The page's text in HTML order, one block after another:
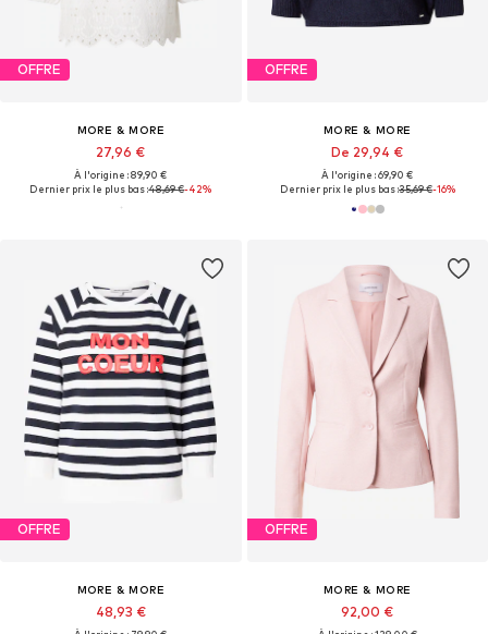
OFFRE
MORE & MORE
27,96 €
À l'origine : 89,90 €
Dernier prix le plus bas :48,69 €-42%
OFFRE
MORE & MORE
De 29,94 €
À l'origine : 69,90 €
Dernier prix le plus bas :35,69 €-16%
OFFRE
MORE & MORE
48,93 €
OFFRE
MORE & MORE
92,00 €